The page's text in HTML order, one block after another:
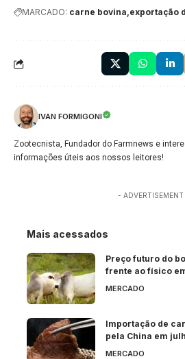
MARCADO: carne bovina exportação
IVAN FORMIGONI
Zootecnista, Fundador do Farmnews e
informações úteis aos nossos leitores!
-
Mais acessados
Preço futuro do
frente ao físico
MERCADO
Importação de
pela China em
MERCADO